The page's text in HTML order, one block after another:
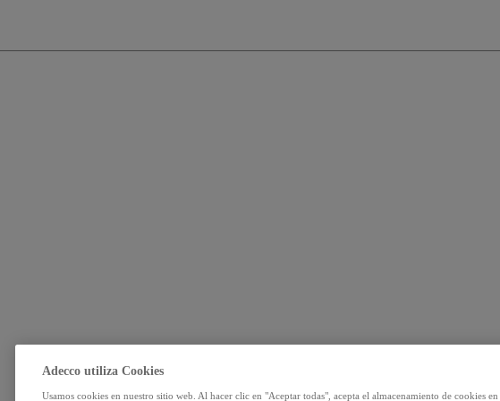
Adecco utiliza Cookies
Usamos cookies en nuestro sitio web. Al hacer clic en "Aceptar todas", acepta el almacenamiento de cookies